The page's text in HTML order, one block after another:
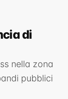
di
nella zona
pubblici